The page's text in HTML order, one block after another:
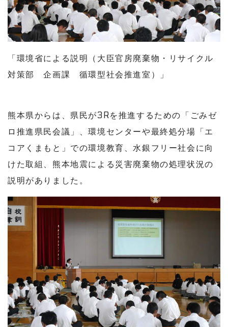
「環境省による説明（大臣官房廃棄物・リサイクル
対策部 企画課 循環型社会推進室）」
熊本県からは、県民が3Rを推進するための「ごみゼ
ロ推進県民会議」、環境センターや最終処分場「エ
コアくまもと」での環境教育、水銀フリー社会に向
けた取組、熊本地震による災害廃棄物の処理状況の
説明がありました。